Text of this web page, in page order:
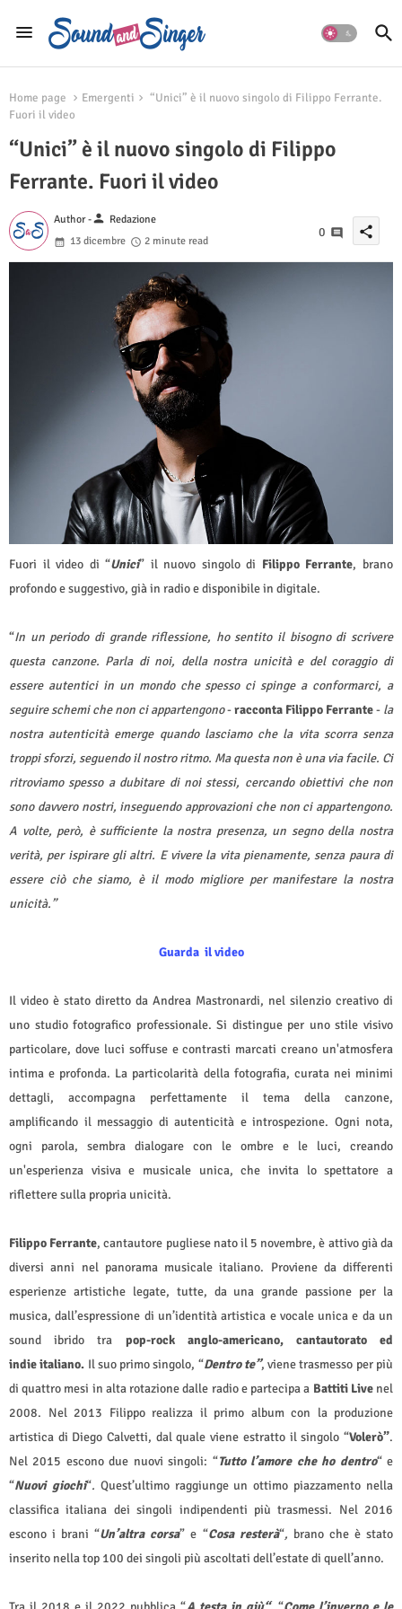
Home page Emergenti
“Unici” è il nuovo singolo di Filippo Ferrante.
Fuori il video
“Unici” è il nuovo singolo di Filippo
Ferrante. Fuori il video
Author -person Redazione
13 dicembre
2 minute read
0 share
Fuori il video di “Unici” il nuovo singolo di Filippo Ferrante, brano
profondo e suggestivo, già in radio e disponibile in digitale.
“In un periodo di grande riflessione, ho sentito il bisogno di scrivere
questa canzone. Parla di noi, della nostra unicità e del coraggio di
essere autentici in un mondo che spesso ci spinge a conformarci, a
seguire schemi che non ci appartengono-racconta Filippo Ferrante- la
nostra autenticità emerge quando lasciamo che la vita scorra senza
troppi sforzi, seguendo il nostro ritmo. Ma questa non è una via facile. Ci
ritroviamo spesso a dubitare di noi stessi, cercando obiettivi che non
sono davvero nostri, inseguendo approvazioni che non ci appartengono.
A volte, però, è sufficiente la nostra presenza, un segno della nostra
verità, per ispirare gli altri. E vivere la vita pienamente, senza paura di
essere ciò che siamo, è il modo migliore per manifestare la nostra
unicità.”
Guarda il video
Il video è stato diretto da Andrea Mastronardi, nel silenzio creativo di
uno studio fotografico professionale. Si distingue per uno stile visivo
particolare, dove luci soffuse e contrasti marcati creano un'atmosfera
intima e profonda. La particolarità della fotografia, curata nei minimi
dettagli, accompagna perfettamente il tema della canzone,
amplificando il messaggio di autenticità e introspezione. Ogni nota,
ogni parola, sembra dialogare con le ombre e le luci, creando
un'esperienza visiva e musicale unica, che invita lo spettatore a
riflettere sulla propria unicità.
Filippo Ferrante, cantautore pugliese nato il 5 novembre, è attivo già da
diversi anni nel panorama musicale italiano. Proviene da differenti
esperienze artistiche legate, tutte, da una grande passione per la
musica, dall’espressione di un’identità artistica e vocale unica e da un
sound ibrido tra pop-rock anglo-americano, cantautorato ed
indieitaliano. Il suo primo singolo, “Dentro te”, viene trasmesso per più
di quattro mesi in alta rotazione dalle radio e partecipa a Battiti Live nel
2008. Nel 2013 Filippo realizza il primo album con la produzione
artistica di Diego Calvetti, dal quale viene estratto il singolo “Volerò”.
Nel 2015 escono due nuovi singoli: “Tutto l’amore che ho dentro“ e
“Nuovi giochi“. Quest’ultimo raggiunge un ottimo piazzamento nella
classifica italiana dei singoli indipendenti più trasmessi. Nel 2016
escono i brani “Un’altra corsa” e “Cosa resterà“, brano che è stato
inserito nella top 100 dei singoli più ascoltati dell’estate di quell’anno.